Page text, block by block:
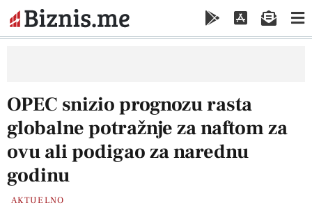
OPEC snizio prognozu rasta
globalne potražnje za naftom za
ovu ali podigao za narednu
godinu
AKTUELNO